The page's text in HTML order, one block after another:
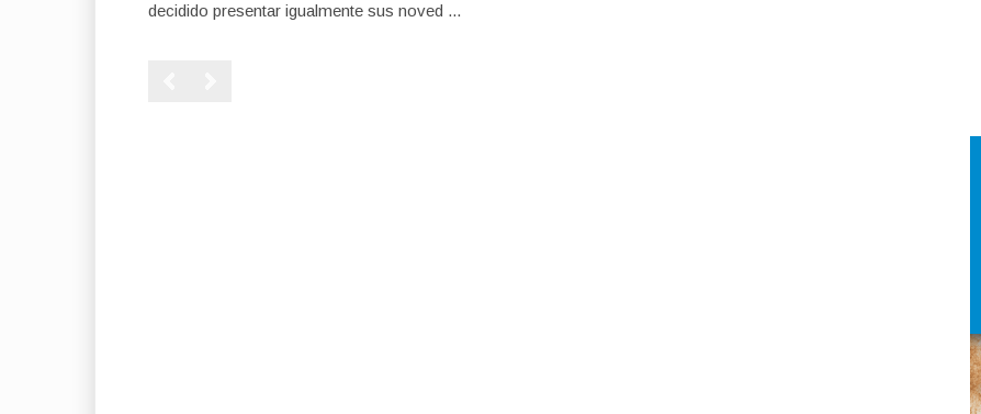
decidido presentar igualmente sus noved ...